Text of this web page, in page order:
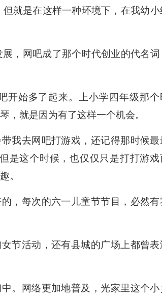
就是在这样一种环境下，在我幼小
，网吧成了那个时代创业的代名词
开始多了起来。上小学四年级那个
，就是因为有了这样一个机会。
我去网吧打游戏，还记得那时候最
是这个时候，也仅仅只是打打游戏
。
，每次的六一儿童节节目，必然有
节活动，还有县城的广场上都曾表
。网络更加地普及，光家里这个小